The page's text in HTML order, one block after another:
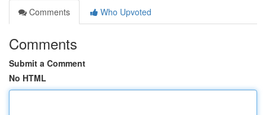
Comments
Who Upvoted
Comments
Submit a Comment
No HTML